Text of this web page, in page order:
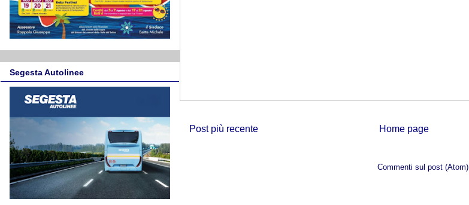
Post più recente Home page
Commenti sul post (Atom)
Segesta Autolinee